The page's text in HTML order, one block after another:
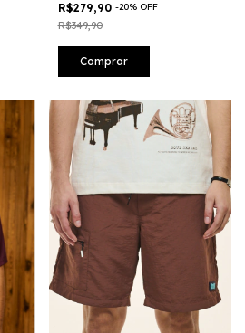
R$279,90 -20% OFF
R$349,90
Comprar